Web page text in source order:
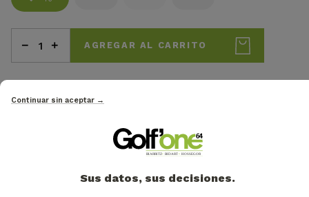
AGREGAR AL CARRITO
Comfort: sensación agradable y confort óptimo
Continuar sin aceptar →
Sus datos, sus decisiones.